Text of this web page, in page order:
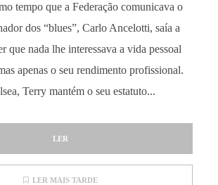
tempo que a Federação comunicava o
dos “blues”, Carlo Ancelotti, saía a
que nada lhe interessava a vida pessoal
apenas o seu rendimento profissional.
Terry mantém o seu estatuto...
LER
LER MAIS TARDE